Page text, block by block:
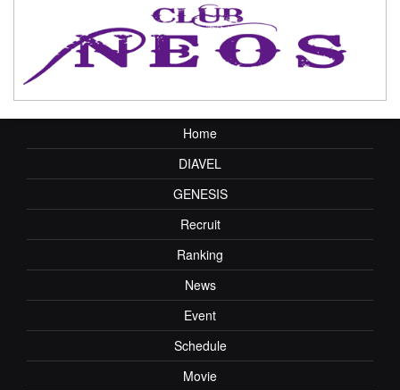
Home
DIAVEL
GENESIS
Recruit
Ranking
News
Event
Schedule
Movie